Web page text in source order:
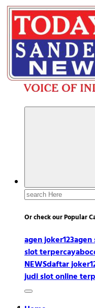
Search
Or check our Popular
agen joker123agen
slot terpercaya
NEWSdaftar
judi slot online